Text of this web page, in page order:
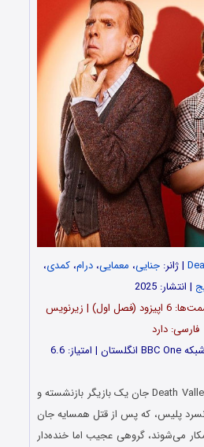
| ژانر:جنایی، معمایی،درام،کمدی،
| انتشار: 2025
زبان: انگلیسی | تعداد قسمت‌‌‌‌ها: 6 اپیزود (فصل اول) | زیرنویس
فارسی: دارد
در سریال دره مرگ Death Valley 2025 جان یک بازیگر بازنشسته و
پلیس، که پس از قتل همسایه جان
می‌شوند، گروهی عجیب اما خنده‌دار